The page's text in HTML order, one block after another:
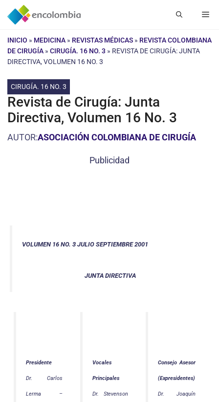
Saltar
INICIO » MEDICINA » REVISTAS MÉDICAS » REVISTA COLOMBIANA
DE CIRUGÍA » CIRUGÍA. 16 NO. 3 » REVISTA DE CIRUGÍA: JUNTA
DIRECTIVA, VOLUMEN 16 NO. 3
CIRUGÍA. 16 NO. 3
Revista de Cirugía: Junta
Directiva, Volumen 16 No. 3
AUTOR:ASOCIACIÓN COLOMBIANA DE CIRUGÍA
Publicidad
VOLUMEN 16 NO. 3 JULIO SEPTIEMBRE 2001
JUNTA DIRECTIVA
Presidente
Dr. Carlos
Lerma –
Vocales
Principales
Dr. Stevenson
Consejo Asesor
(Expresidentes)
Dr. Joaquín